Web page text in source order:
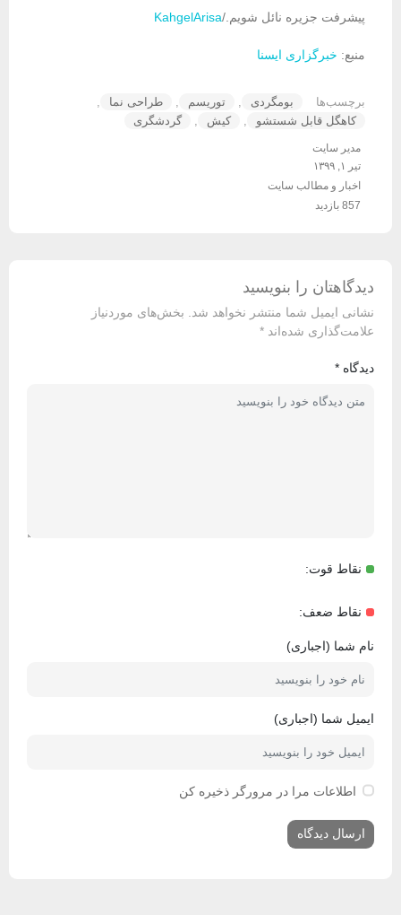
پیشرفت جزیره نائل شویم./KahgelArisa
منبع: خبرگزاری ایسنا
برچسب‌ها بومگردی , توریسم , طراحی نما
,
کاهگل قابل شستشو
, کیش , گردشگری
مدیر سایت
تیر ۱, ۱۳۹۹
اخبار و مطالب سایت
857 بازدید
دیدگاهتان را بنویسید
نشانی ایمیل شما منتشر نخواهد شد.
بخش‌های موردنیاز
علامت‌گذاری شده‌اند *
دیدگاه *
نقاط قوت:
نقاط ضعف:
نام شما (اجباری)
ایمیل شما (اجباری)
اطلاعات مرا در مرورگر ذخیره کن